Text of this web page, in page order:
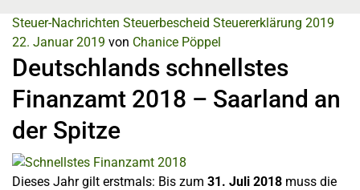
Steuer-Nachrichten Steuerbescheid Steuererklärung 2019
22. Januar 2019 von Chanice Pöppel
Deutschlands schnellstes
Finanzamt 2018 – Saarland an
der Spitze
Dieses Jahr gilt erstmals: Bis zum 31. Juli 2018 muss die